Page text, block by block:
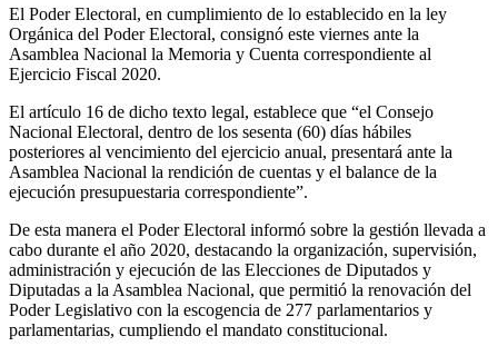
El Poder Electoral, en cumplimiento de lo establecido en la ley
Orgánica del Poder Electoral, consignó este viernes ante la
Asamblea Nacional la Memoria y Cuenta correspondiente al
Ejercicio Fiscal 2020.
El artículo 16 de dicho texto legal, establece que “el Consejo
Nacional Electoral, dentro de los sesenta (60) días hábiles
posteriores al vencimiento del ejercicio anual, presentará ante la
Asamblea Nacional la rendición de cuentas y el balance de la
ejecución presupuestaria correspondiente”.
De esta manera el Poder Electoral informó sobre la gestión llevada a
cabo durante el año 2020, destacando la organización, supervisión,
administración y ejecución de las Elecciones de Diputados y
Diputadas a la Asamblea Nacional, que permitió la renovación del
Poder Legislativo con la escogencia de 277 parlamentarios y
parlamentarias, cumpliendo el mandato constitucional.